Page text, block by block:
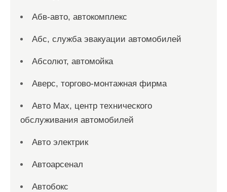
Абв-авто, автокомплекс
Абс, служба эвакуации автомобилей
Абсолют, автомойка
Аверс, торгово-монтажная фирма
Авто Max, центр технического
обслуживания автомобилей
Авто электрик
Автоарсенал
Автобокс